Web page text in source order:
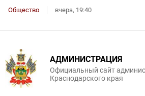
Общество вчера, 19:40
АДМИНИСТРАЦИЯ
Официальный сайт
Краснодарского края